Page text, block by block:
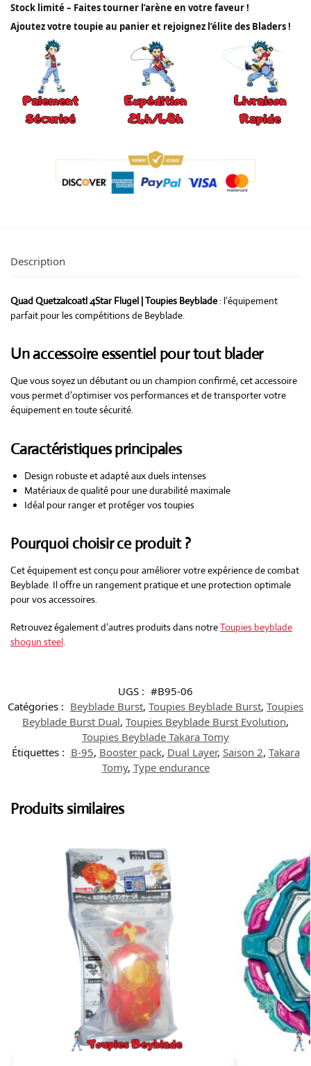
Stock limité – Faites tourner l’arène en votre faveur !
Ajoutez votre toupie au panier et rejoignez l’élite des Bladers !
Description
Quad Quetzalcoatl 4Star Flugel | Toupies Beyblade : l’équipement
parfait pour les compétitions de Beyblade.
Un accessoire essentiel pour tout blader
Que vous soyez un débutant ou un champion confirmé, cet accessoire
vous permet d’optimiser vos performances et de transporter votre
équipement en toute sécurité.
Caractéristiques principales
Design robuste et adapté aux duels intenses
Matériaux de qualité pour une durabilité maximale
Idéal pour ranger et protéger vos toupies
Pourquoi choisir ce produit ?
Cet équipement est conçu pour améliorer votre expérience de combat
Beyblade. Il offre un rangement pratique et une protection optimale
pour vos accessoires.
Retrouvez également d’autres produits dans notreToupies beyblade
shogun steel.
UGS : #B95-06
Catégories : Beyblade Burst, Toupies Beyblade Burst, Toupies
Beyblade Burst Dual, Toupies Beyblade Burst Evolution,
Toupies Beyblade Takara Tomy
Étiquettes : B-95, Booster pack, Dual Layer, Saison 2, Takara
Tomy, Type endurance
Produits similaires